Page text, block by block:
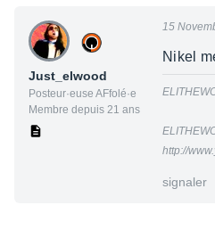
Just_elwood
Posteur·euse AFfolé·e
Membre depuis 21 ans
15
Nikel
http://
signaler